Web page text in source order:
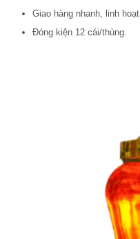
Giao hàng nhanh, linh hoạt.
Đóng kiện 12 cái/thùng.